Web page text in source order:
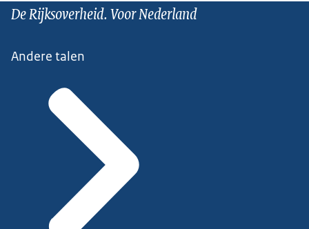
De Rijksoverheid. Voor Nederland
Andere talen